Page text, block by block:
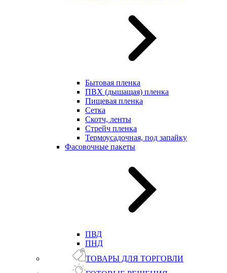
Бытовая пленка
ПВХ (дышащая) пленка
Пищевая пленка
Сетка
Скотч, ленты
Стрейч пленка
Термоусадочная, под запайку
Фасовочные пакеты
ПВД
ПНД
ТОВАРЫ ДЛЯ ТОРГОВЛИ